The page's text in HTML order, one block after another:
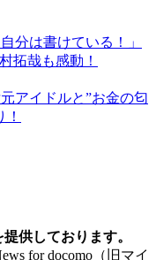
分は書けている！」
拓哉も感動！
アイドルと”お金の匂
供しております。
for docomo（旧マイ